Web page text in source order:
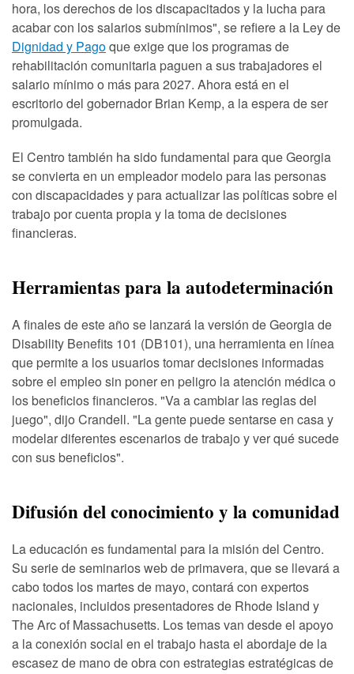
hora, los derechos de los discapacitados y la lucha para
acabar con los salarios submínimos", se refiere a la Ley de
Dignidad y Pagoque exige que los programas de
rehabilitación comunitaria paguen a sus trabajadores el
salario mínimo o más para 2027. Ahora está en el
escritorio del gobernador Brian Kemp, a la espera de ser
promulgada.
El Centro también ha sido fundamental para que Georgia
se convierta en un empleador modelo para las personas
con discapacidades y para actualizar las políticas sobre el
trabajo por cuenta propia y la toma de decisiones
financieras.
Herramientas para la autodeterminación
A finales de este año se lanzará la versión de Georgia de
Disability Benefits 101 (DB101), una herramienta en línea
que permite a los usuarios tomar decisiones informadas
sobre el empleo sin poner en peligro la atención médica o
los beneficios financieros. "Va a cambiar las reglas del
juego", dijo Crandell. "La gente puede sentarse en casa y
modelar diferentes escenarios de trabajo y ver qué sucede
con sus beneficios".
Difusión del conocimiento y la comunidad
La educación es fundamental para la misión del Centro.
Su serie de seminarios web de primavera, que se llevará a
cabo todos los martes de mayo, contará con expertos
nacionales, incluidos presentadores de Rhode Island y
The Arc of Massachusetts. Los temas van desde el apoyo
a la conexión social en el trabajo hasta el abordaje de la
escasez de mano de obra con estrategias estratégicas de